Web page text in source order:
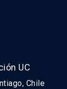
UC
Chile